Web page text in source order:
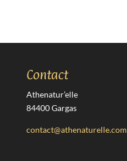
Contact
Athenatur’elle
84400 Gargas
contact@athenaturelle.com